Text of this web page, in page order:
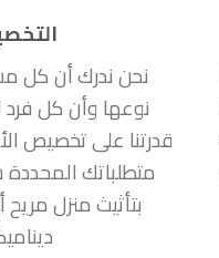
نحن ندرك أن كل
نوعها وأن كل
قدرتنا على تخصيص
متطلباتك
بتأثيث منزل